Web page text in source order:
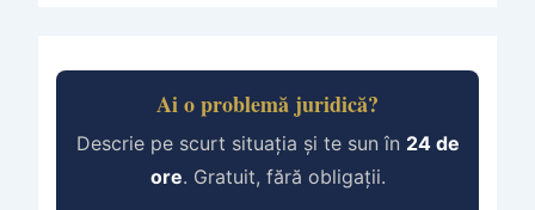
Ai o problemă juridică?
Descrie pe scurt situația și te sun în 24 de
ore. Gratuit, fără obligații.